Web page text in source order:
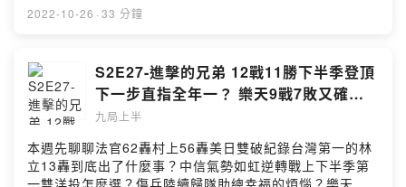
在各個平台幫我們訂閱跟留下5星好評😍😍😍平台傳送門
邊👇👇👇9inningstop@gmail.com或加入FB社團一起討論
棒球喔👇👇👇
https://www.facebook.com/groups/198592318700420
*****小額贊助支持本節目：
https://open.firstory.me/user/ckmn4nblm0kci089746i
846t2留言告訴我你對這一集的想法：
https://open.firstory.me/user/ckmn4nblm0kci089746i
2022-10-26 · 33 分鐘
S2E27-進擊的兄弟 12戰11勝下半季登頂
下一步直指全年一？ 樂天9戰7敗又確診
潮 低潮來的不是時候？
九局上半
本週先聊聊法官62轟村上56轟美日雙破紀錄台灣第一的林
立13轟到底出了什麼事？中信氣勢如虹逆轉戰上下半季第
一雙洋投怎麼選？傷兵陸續歸隊助總幸福的煩惱？樂天投